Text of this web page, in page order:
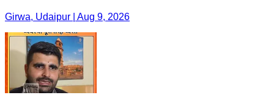
Girwa, Udaipur | Aug 9, 2026